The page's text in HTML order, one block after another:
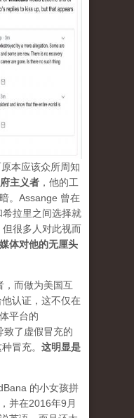
本应该众所周知
主义者 ，他的工
。Assange 曾在
希拉里之间选择就
但很多人对此视而
体对他的无厘头
，而做为美国互
认证，这不仅在
平台的
致了虚假冒充的
冒充。 这明显是
的小女孩拼
并在2016年9月